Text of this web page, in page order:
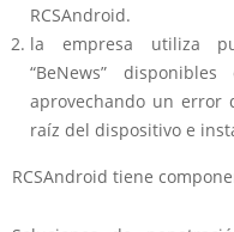
RCSAndroid.
la empresa utiliza
“BeNews”
aprovechando un error
raíz del dispositivo e
RCSAndroid tiene